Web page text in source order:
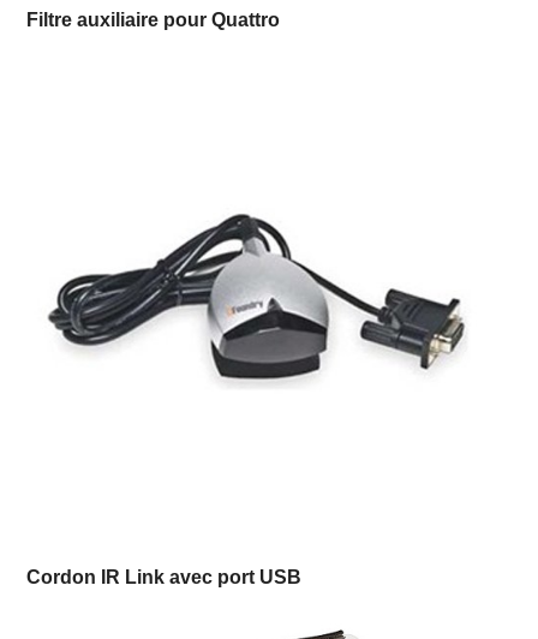
Filtre auxiliaire pour Quattro
Cordon IR Link avec port USB